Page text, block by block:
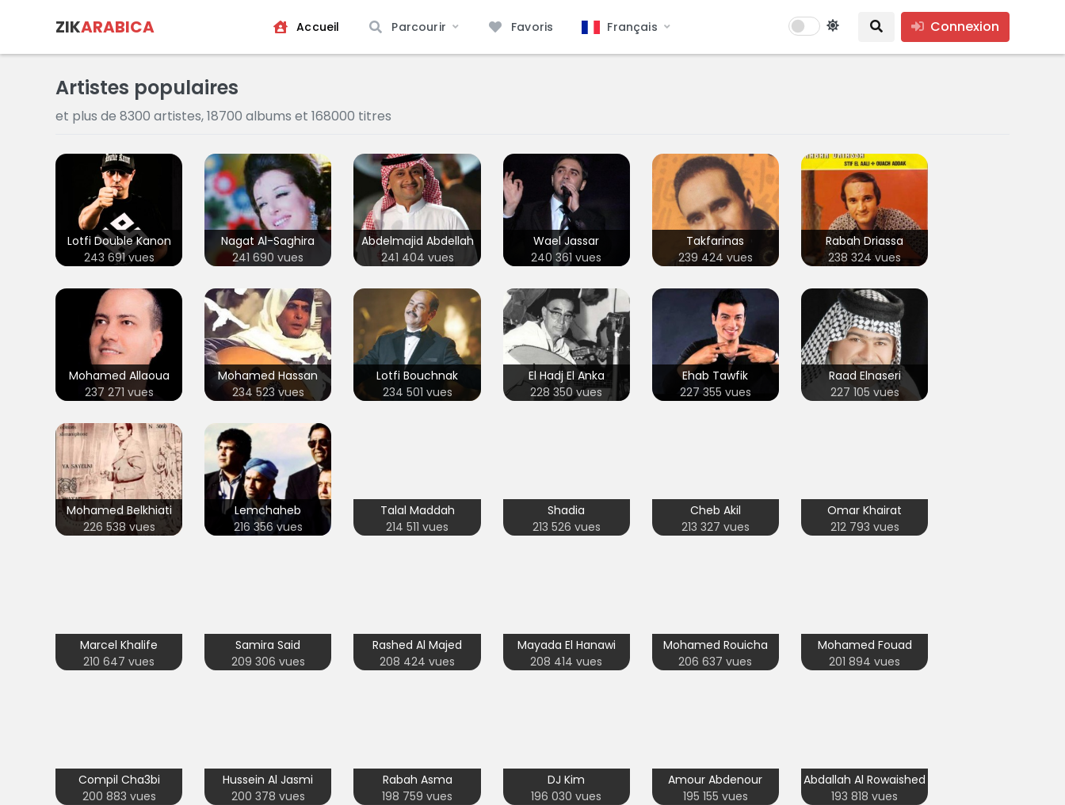
ZIKARABICA Accueil Parcourir Favoris Français Connexion
Artistes populaires
et plus de 8300 artistes, 18700 albums et 168000 titres
Lotfi Double Kanon
243 691 vues
Nagat Al-Saghira
241 690 vues
Abdelmajid Abdellah
241 404 vues
Wael Jassar
240 361 vues
Takfarinas
239 424 vues
Rabah Driassa
238 324 vues
Mohamed Allaoua
237 271 vues
Mohamed Hassan
234 523 vues
Lotfi Bouchnak
234 501 vues
El Hadj El Anka
228 350 vues
Ehab Tawfik
227 355 vues
Raad Elnaseri
227 105 vues
Mohamed Belkhiati
226 538 vues
Lemchaheb
216 356 vues
Talal Maddah
214 511 vues
Shadia
213 526 vues
Cheb Akil
213 327 vues
Omar Khairat
212 793 vues
Marcel Khalife
210 647 vues
Samira Said
209 306 vues
Rashed Al Majed
208 424 vues
Mayada El Hanawi
208 414 vues
Mohamed Rouicha
206 637 vues
Mohamed Fouad
201 894 vues
Compil Cha3bi
200 883 vues
Hussein Al Jasmi
200 378 vues
Rabah Asma
198 759 vues
DJ Kim
196 030 vues
Amour Abdenour
195 155 vues
Abdallah Al Rowaished
193 818 vues